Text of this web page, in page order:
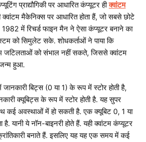
प्राद्यौगिकी पर आधारित कंप्यूटर हीक्वांटम
क्वांटम मैकेनिक्स पर आधारित होता हैं, जो सबसे छोटे
में रिचर्ड फाइन मैन ने ऐसा कंप्यूटर बनाने का
को सिमुलेट सके. शोधकर्ताओं ने पाया कि
जटिलताओं को संभाल नहीं सकते, जिससे क्वांटम
हुआ.
बिट्स (0 या 1) के रूप में स्टोर होती है,
क्यूबिट्स के रूप में स्टोर होती है. यह सुपर
कई अवस्थाओं में हो सकती है. एक क्यूबिट 0, 1 या
यानी ये नॉन-बाइनरी होते हैं. यही क्वांटम कंप्यूटर
बनाते हैं. इसलिए यह यह एक समय में कई